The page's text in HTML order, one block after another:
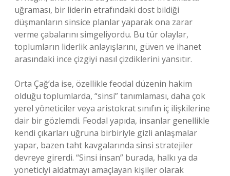
uğraması, bir liderin etrafındaki dost bildiği
düşmanların sinsice planlar yaparak ona zarar
verme çabalarını simgeliyordu. Bu tür olaylar,
toplumların liderlik anlayışlarını, güven ve ihanet
arasındaki ince çizgiyi nasıl çizdiklerini yansıtır.
Orta Çağ’da ise, özellikle feodal düzenin hakim
olduğu toplumlarda, “sinsi” tanımlaması, daha çok
yerel yöneticiler veya aristokrat sınıfın iç ilişkilerine
dair bir gözlemdi. Feodal yapıda, insanlar genellikle
kendi çıkarları uğruna birbiriyle gizli anlaşmalar
yapar, bazen taht kavgalarında sinsi stratejiler
devreye girerdi. “Sinsi insan” burada, halkı ya da
yöneticiyi aldatmayı amaçlayan kişiler olarak